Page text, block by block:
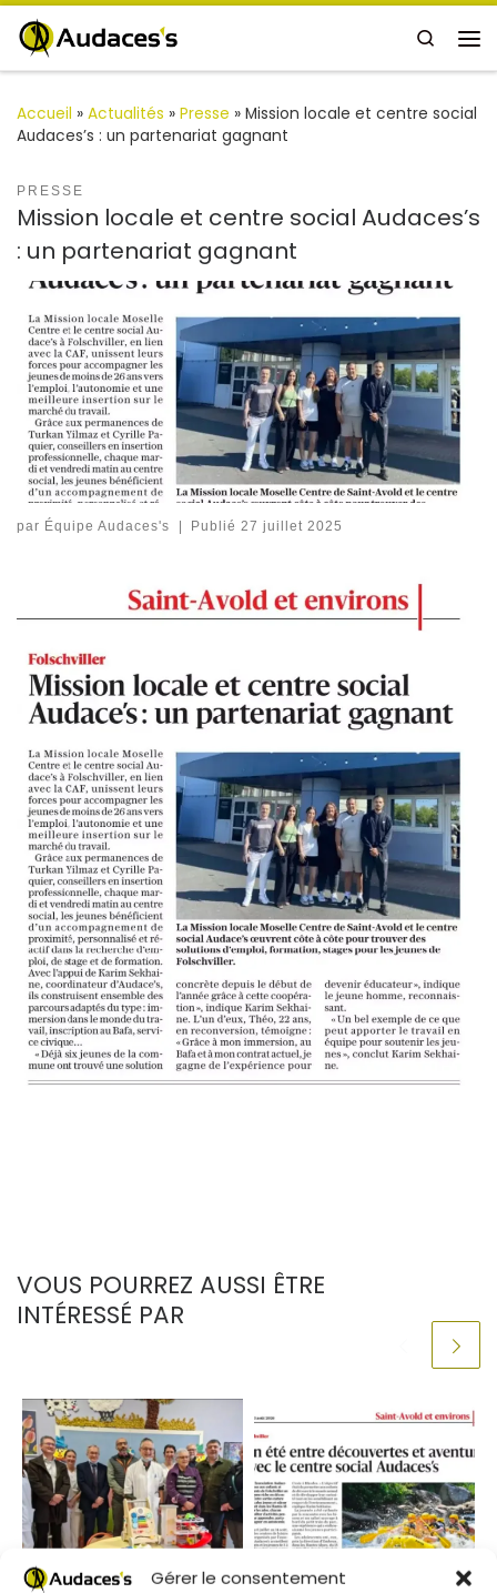
Gérer le consentement
Passer au contenu
Search
Accueil » Actualités » Presse » Mission locale et centre social
Audaces’s : un partenariat gagnant
PRESSE
Mission locale et centre social Audaces’s
: un partenariat gagnant
par Équipe Audaces's | Publié27 juillet 2025
VOUS POURREZ AUSSI ÊTRE
INTÉRESSÉ PAR